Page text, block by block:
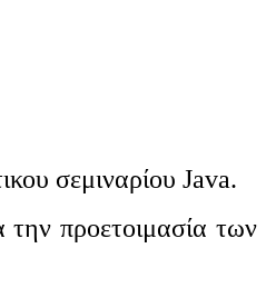
σεμιναρίου Java.
την προετοιμασία των